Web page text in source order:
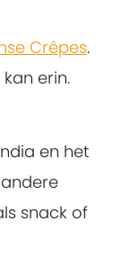
Crêpes.
erin.
en het
snack of